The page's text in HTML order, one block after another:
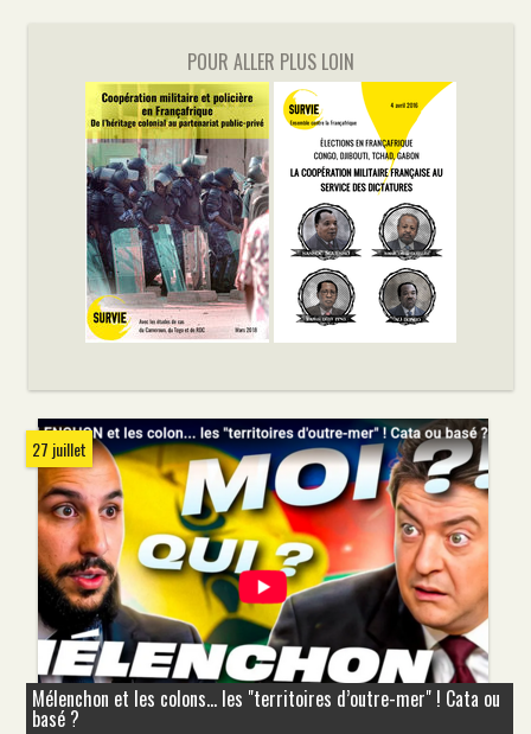
POUR ALLER PLUS LOIN
27 juillet
Mélenchon et les colons... les "territoires d’outre-mer" ! Cata ou
basé ?